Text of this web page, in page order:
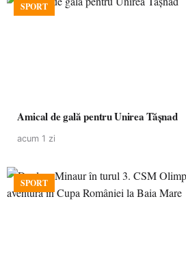
SPORT
Amical de gală pentru Unirea Tășnad
acum 1 zi
SPORT